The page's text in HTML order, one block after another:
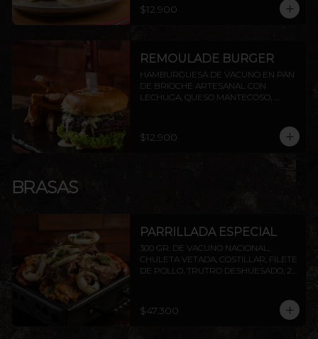
$12.900
REMOULADE BURGER
HAMBURGUESA DE VACUNO EN PAN
DE BRIOCHE ARTESANAL CON
LECHUGA, QUESO MANTECOSO,
$12.900
BRASAS
PARRILLADA ESPECIAL
300 GR. DE VACUNO NACIONAL,
CHULETA VETADA, COSTILLAR, FILETE
DE POLLO, TRUTRO DESHUESADO, 2
$47.300